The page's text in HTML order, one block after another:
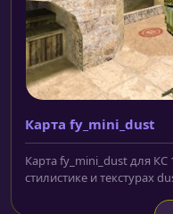
Карта fy_mini_dust
Карта fy_mini_dust для КС
стилистике и текстурах